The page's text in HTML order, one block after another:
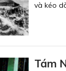
và kéo
Tám